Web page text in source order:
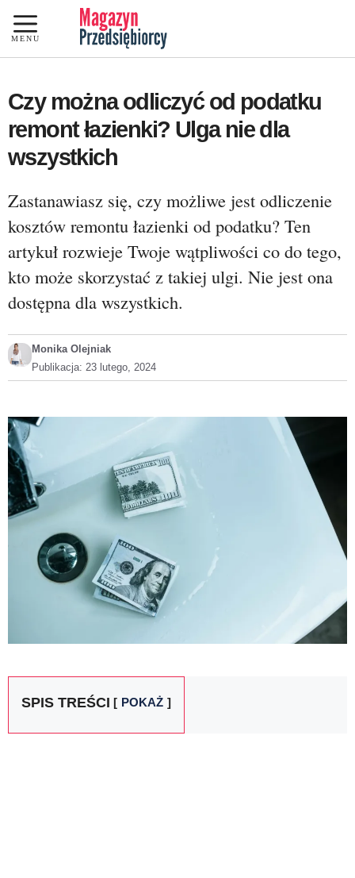
Przejdź
do
treści
MENU
Czy można odliczyć od podatku
remont łazienki? Ulga nie dla
wszystkich
Zastanawiasz się, czy możliwe jest odliczenie
kosztów remontu łazienki od podatku? Ten
artykuł rozwieje Twoje wątpliwości co do tego,
kto może skorzystać z takiej ulgi. Nie jest ona
dostępna dla wszystkich.
Monika Olejniak
Publikacja: 23 lutego, 2024
SPIS TREŚCI POKAŻ